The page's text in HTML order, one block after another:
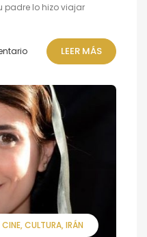
padre lo hizo viajar
LEER MÁS
CINE CULTURA IRÁN